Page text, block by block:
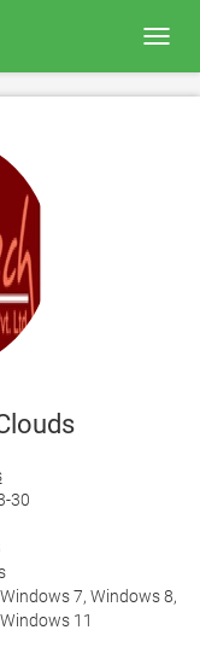
30
7, Windows 8,
11